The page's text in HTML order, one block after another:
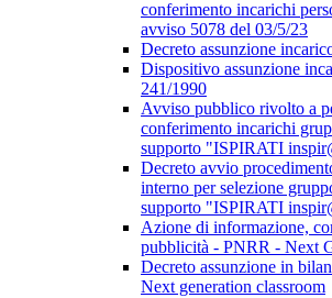
conferimento incarichi
avviso 5078 del 03/5/23
Decreto assunzione
Dispositivo assunzione
241/1990
Avviso pubblico rivolto a
conferimento incarichi
supporto "ISPIRATI
Decreto avvio
interno per selezione
supporto "ISPIRATI
Azione di informazione,
pubblicità - PNRR - Next
Decreto assunzione in
Next generation classroom